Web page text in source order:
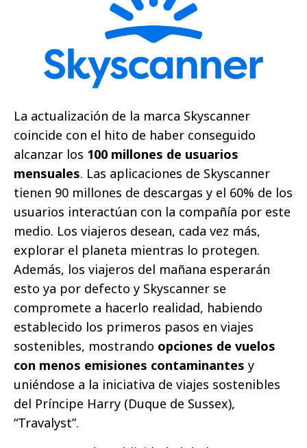
La actualización de la marca Skyscanner
coincide con el hito de haber conseguido
alcanzar los 100 millones de usuarios
mensuales. Las aplicaciones de Skyscanner
tienen 90 millones de descargas y el 60% de los
usuarios interactúan con la compañía por este
medio. Los viajeros desean, cada vez más,
explorar el planeta mientras lo protegen.
Además, los viajeros del mañana esperarán
esto ya por defecto y Skyscanner se
compromete a hacerlo realidad, habiendo
establecido los primeros pasos en viajes
sostenibles, mostrando opciones de vuelos
con menos emisiones contaminantes y
uniéndose a la iniciativa de viajes sostenibles
del Príncipe Harry (Duque de Sussex),
“Travalyst”.